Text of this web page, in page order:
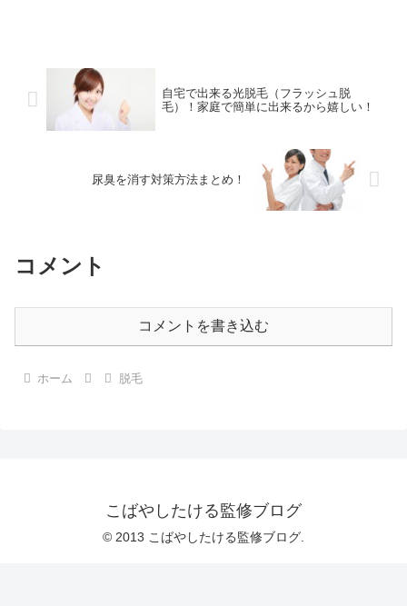
自宅で出来る光脱毛（フラッシュ脱
毛）！家庭で簡単に出来るから嬉しい！
尿臭を消す対策方法まとめ！
コメント
コメントを書き込む
ホーム 脱毛
こばやしたける監修ブログ
© 2013 こばやしたける監修ブログ.